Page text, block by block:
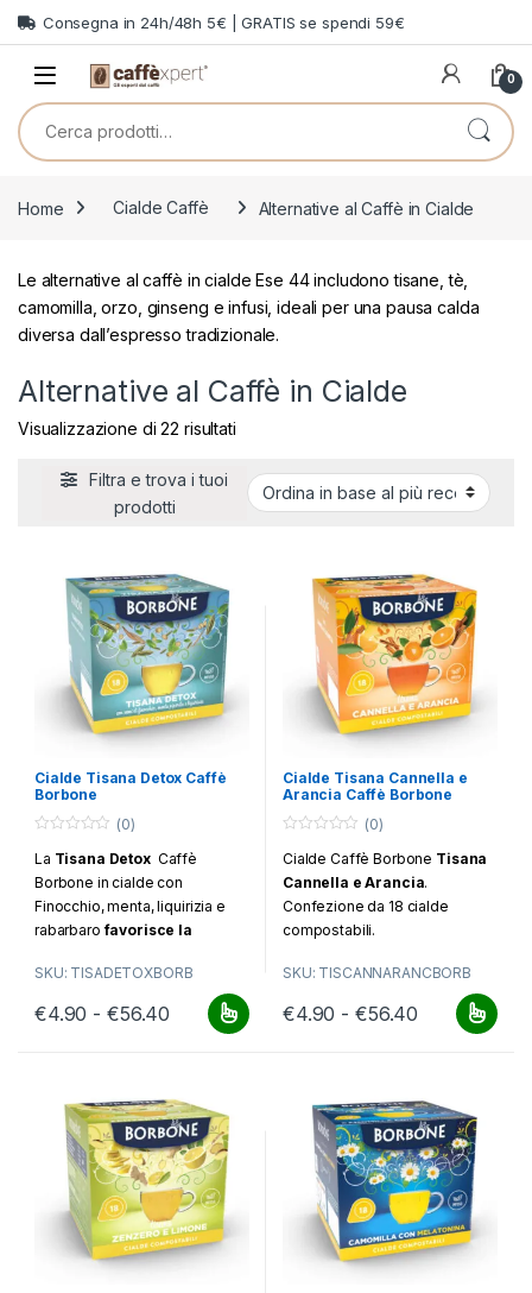
Skip to navigation
Skip to content
Consegna in 24h/48h 5€ | GRATIS se spendi 59€
0
Cerca:
Home Cialde Caffè Alternative al Caffè in Cialde
Le alternative al caffè in cialde Ese 44 includono tisane, tè,
camomilla, orzo, ginseng e infusi, ideali per una pausa calda
diversa dall’espresso tradizionale.
Alternative al Caffè in Cialde
Visualizzazione di 22 risultatiOrdina in base al più recente
Filtra e trova i tuoi
prodotti
Cialde Tisana Detox Caffè
Borbone
t
o
f
5
(0)
La Tisana DetoxCaffè
Borbone in cialde con
Finocchio, menta, liquirizia e
rabarbarofavorisce la
cialde compostabili.
SKU: TISADETOXBORB
€4.90 - €56.40 Fascia di prezzo: da €4.90 a €56.40
Questo prodotto ha più varianti. Le opzioni possono essere
Cialde Tisana Cannella e
Arancia Caffè Borbone
o
t
o
f
5
(0)
Cialde Caffè Borbone Tisana
Cannella e Arancia.
Confezione da 18 cialde
compostabili.
SKU: TISCANNARANCBORB
€4.90 - €56.40 Fascia di
Questo prodotto ha più